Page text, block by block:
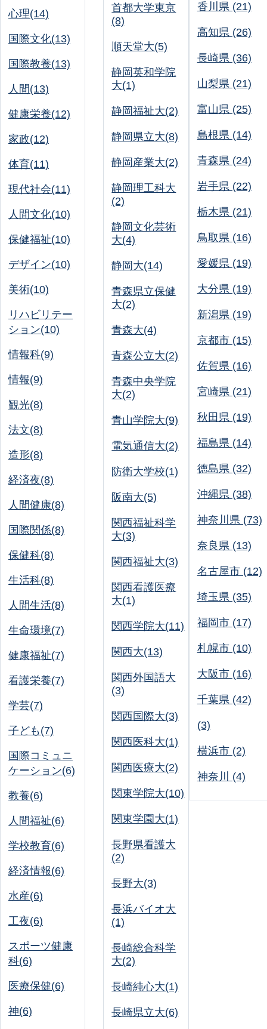
心理(14)
国際文化(13)
国際教養(13)
人間(13)
健康栄養(12)
家政(12)
体育(11)
現代社会(11)
人間文化(10)
保健福祉(10)
デザイン(10)
美術(10)
リハビリテー
ション(10)
情報科(9)
情報(9)
観光(8)
法文(8)
造形(8)
経済夜(8)
人間健康(8)
国際関係(8)
保健科(8)
生活科(8)
人間生活(8)
生命環境(7)
健康福祉(7)
看護栄養(7)
学芸(7)
子ども(7)
国際コミュニ
ケーション(6)
教養(6)
人間福祉(6)
学校教育(6)
経済情報(6)
水産(6)
工夜(6)
スポーツ健康
科(6)
医療保健(6)
神(6)
首都大学東京
(8)
順天堂大(5)
静岡英和学院
大(1)
静岡福祉大(2)
静岡県立大(8)
静岡産業大(2)
静岡理工科大
(2)
静岡文化芸術
大(4)
静岡大(14)
青森県立保健
大(2)
青森大(4)
青森公立大(2)
青森中央学院
大(2)
青山学院大(9)
電気通信大(2)
防衛大学校(1)
阪南大(5)
関西福祉科学
大(3)
関西福祉大(3)
関西看護医療
大(1)
関西学院大(11)
関西大(13)
関西外国語大
(3)
関西国際大(3)
関西医科大(1)
関西医療大(2)
関東学院大(10)
関東学園大(1)
長野県看護大
(2)
長野大(3)
長浜バイオ大
(1)
長崎総合科学
大(2)
長崎純心大(1)
長崎県立大(6)
香川県 (21)
高知県 (26)
長崎県 (36)
山梨県 (21)
富山県 (25)
島根県 (14)
青森県 (24)
岩手県 (22)
栃木県 (21)
鳥取県 (16)
愛媛県 (19)
大分県 (19)
新潟県 (19)
京都市 (15)
佐賀県 (16)
宮崎県 (21)
秋田県 (19)
福島県 (14)
徳島県 (32)
沖縄県 (38)
神奈川県 (73)
奈良県 (13)
名古屋市 (12)
埼玉県 (35)
福岡市 (17)
札幌市 (10)
大阪市 (16)
千葉県 (42)
(3)
横浜市 (2)
神奈川 (4)